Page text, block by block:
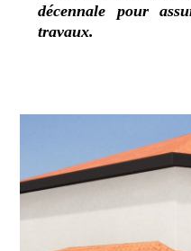
décennale pour
travaux.